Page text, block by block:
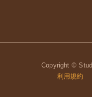
Copyright ©
利用規約